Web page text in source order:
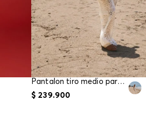
Pantalon tiro medio para mujer
$ 239.900